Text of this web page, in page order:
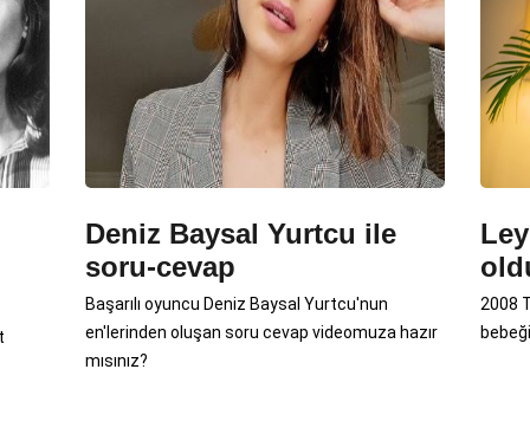
Deniz Baysal Yurtcu ile
soru-cevap
Başarılı oyuncu Deniz Baysal Yurtcu'nun
en'lerinden oluşan soru cevap videomuza hazır
mısınız?
2008